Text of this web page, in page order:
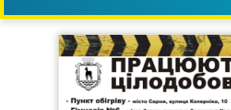
Прес-центр